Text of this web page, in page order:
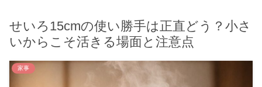
せいろ15cmの使い勝手は正直どう？小さ
いからこそ活きる場面と注意点
家事